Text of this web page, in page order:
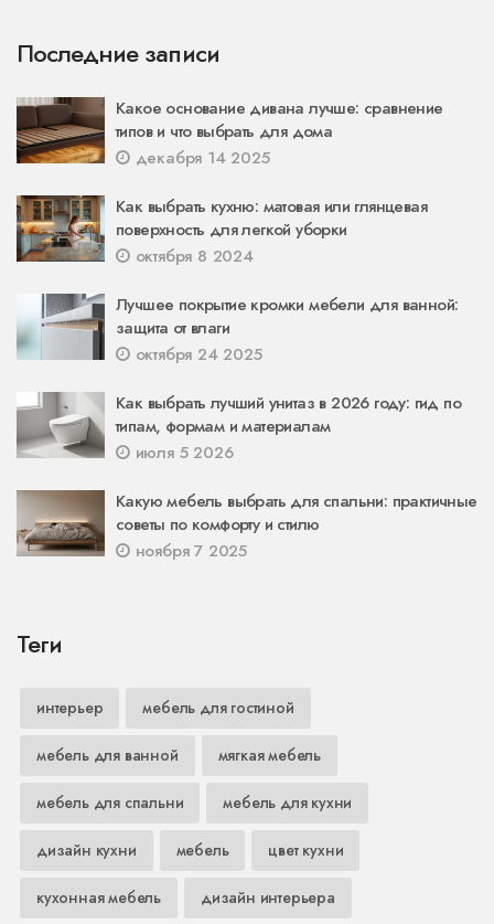
Последние записи
Какое основание дивана лучше: сравнение
типов и что выбрать для дома
декабря 14 2025
Как выбрать кухню: матовая или глянцевая
поверхность для легкой уборки
октября 8 2024
Лучшее покрытие кромки мебели для ванной:
защита от влаги
октября 24 2025
Как выбрать лучший унитаз в 2026 году: гид по
типам, формам и материалам
июля 5 2026
Какую мебель выбрать для спальни: практичные
советы по комфорту и стилю
ноября 7 2025
Теги
интерьер мебель для гостиной
мебель для ванной мягкая мебель
мебель для спальни мебель для кухни
дизайн кухни мебель цвет кухни
кухонная мебель дизайн интерьера